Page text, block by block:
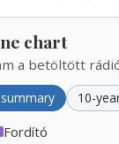
chart
a betöltött
10-
Fordító